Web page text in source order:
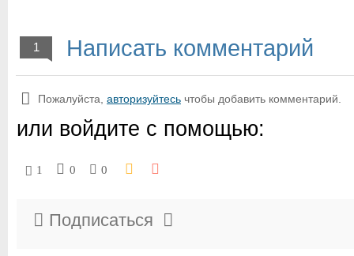
1 Написать комментарий
Пожалуйста, авторизуйтесь чтобы добавить комментарий.
или войдите с помощью:
1 0 0
Подписаться